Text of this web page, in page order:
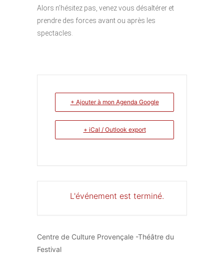
Alors n’hésitez pas, venez vous désaltérer et
prendre des forces avant ou après les
spectacles.
+ Ajouter à mon Agenda Google
+ iCal / Outlook export
L'événement est terminé.
Centre de Culture Provençale -Théâtre du
Festival